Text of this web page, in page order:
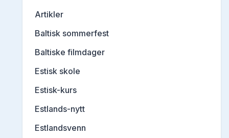
Artikler
Baltisk sommerfest
Baltiske filmdager
Estisk skole
Estisk-kurs
Estlands-nytt
Estlandsvenn